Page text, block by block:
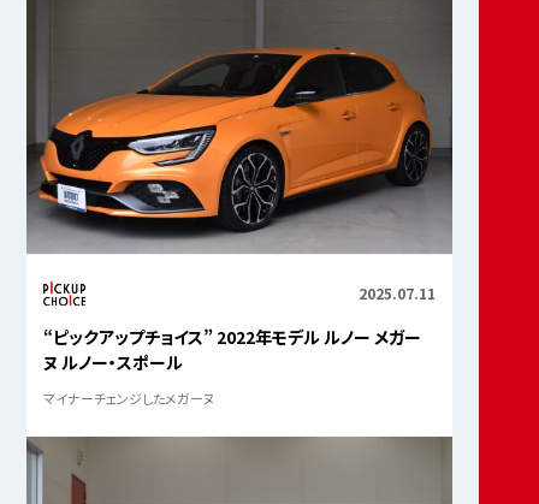
2025.07.11
“ピックアップチョイス” 2022年モデル ルノー メガー
ヌ ルノー・スポール
マイナーチェンジしたメガーヌ